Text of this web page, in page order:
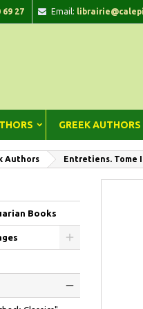
69 27 Email:
GREEK AUTHORS
Authors Entretiens. Tome I
Books